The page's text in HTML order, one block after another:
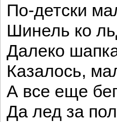
По-детски
Шинель ко
Далеко
Казалось,
А все еще
Да лед за